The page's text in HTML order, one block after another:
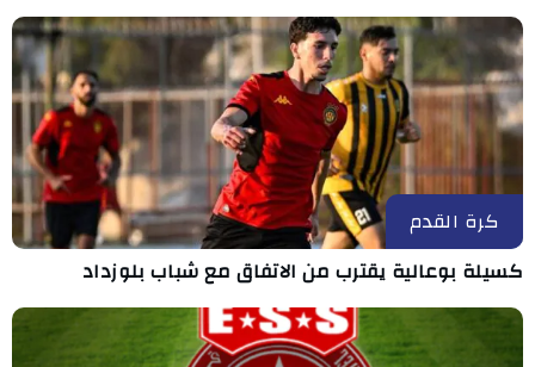
كرة القدم
كسيلة بوعالية يقترب من الاتفاق مع شباب بلوزداد